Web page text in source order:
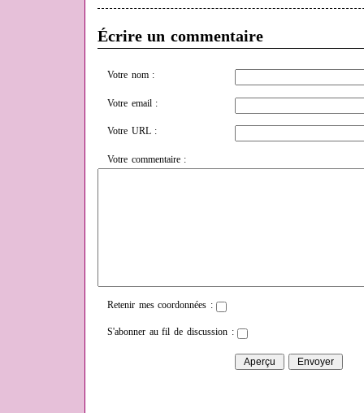
Écrire un commentaire
Votre nom :
Votre email :
Votre URL :
Votre commentaire :
Retenir mes coordonnées :
S'abonner au fil de discussion :